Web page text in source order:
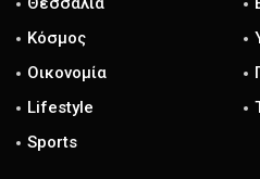
Κόσμος
Οικονομία
Lifestyle
Sports